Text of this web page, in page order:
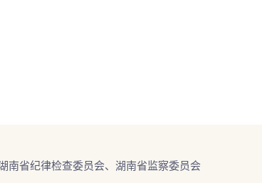
南省纪律检查委员会、湖南省监察委员会